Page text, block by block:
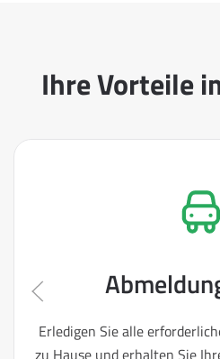
Ihre Vorteile
Erledigen Sie alle
zu Hause und erhalten Sie